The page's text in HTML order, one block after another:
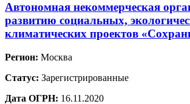
Автономная некоммерческая
развитию социальных,
климатических проектов
Регион: Москва
Статус: Зарегистрированные
Дата ОГРН: 16.11.2020